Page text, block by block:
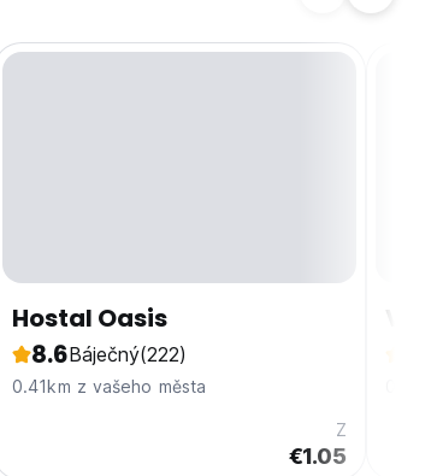
Hostal Oasis
8.6Báječný(222)
0.41km z vašeho města
Z
€1.05